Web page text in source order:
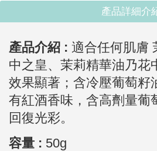
產品詳細介
產品介紹 : 適合任何肌膚
中之皇、 茉莉精華油乃花
效果顯著 ；含冷壓葡萄
有紅酒香味，含高劑量葡
回復光彩。
容量 : 50g